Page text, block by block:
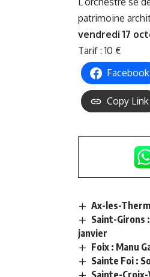
patrimoine
vendredi 17
Tarif : 10 €
Facebook
Copy Link
Ax-les-
Saint-Girons
janvier
Foix : Manu
Sainte Foi :